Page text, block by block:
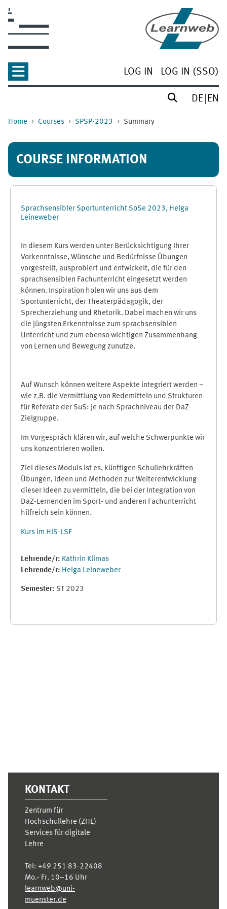
LOG IN LOG IN (SSO)
DE EN
Home Courses SPSP-2023 Summary
COURSE INFORMATION
Sprachsensibler Sportunterricht SoSe 2023, Helga
Leineweber
In diesem Kurs werden unter Berücksichtigung Ihrer
Vorkenntnisse, Wünsche und Bedürfnisse Übungen
vorgestellt, ausprobiert und entwickelt, die für den
sprachsensiblen Fachunterricht eingesetzt werden
können. Inspiration holen wir uns aus dem
Sportunterricht, der Theaterpädagogik, der
Sprecherziehung und Rhetorik. Dabei machen wir uns
die jüngsten Erkenntnisse zum sprachsensiblen
Unterricht und zum ebenso wichtigen Zusammenhang
von Lernen und Bewegung zunutze.
Auf Wunsch können weitere Aspekte integriert werden –
wie z.B. die Vermittlung von Redemitteln und Strukturen
für Referate der SuS: je nach Sprachniveau der DaZ-
Zielgruppe.
Im Vorgespräch klären wir, auf welche Schwerpunkte wir
uns konzentrieren wollen.
Ziel dieses Moduls ist es, künftigen Schullehrkräften
Übungen, Ideen und Methoden zur Weiterentwicklung
dieser Ideen zu vermitteln, die bei der Integration von
DaZ-Lernenden im Sport- und anderen Fachunterricht
hilfreich sein können.
Kurs im HIS-LSF
Lehrende/r: Kathrin Klimas
Lehrende/r: Helga Leineweber
Semester: ST 2023
KONTAKT
Zentrum für
Hochschullehre (ZHL)
Services für digitale
Lehre
Tel: +49 251 83-22408
Mo.- Fr. 10–16 Uhr
learnweb@uni-
muenster.de